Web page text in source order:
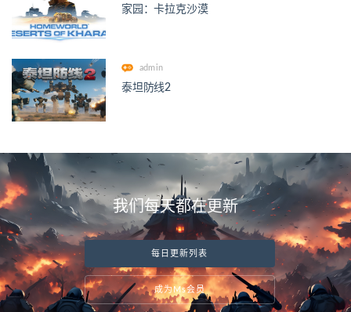
家园：卡拉克沙漠
admin
泰坦防线2
我们每天都在更新
每日更新列表
成为Ms会员